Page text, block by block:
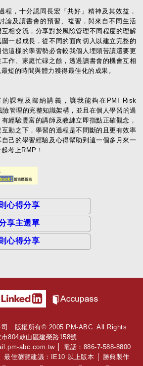
程，十分認同長宏「共好」精神及其效益，
論及讀書會的預習、複習，與來自不同生活
相交流，分享對於風險管理不同程度的理解
一起成長，從不同的面向切入以建立完整的
這樣的學習勢必會較我個人埋頭苦讀還要更
作、家庭忙碌之餘，透過讀書會的機會互相
短的時間與體力獲得最佳化的成果。
課程及歸納講義，讓我能夠在PMI Risk
管理的完整知識架構，並且在個人學習的過
經驗豐富的講師及教練立即指點正確觀念，
動之下，學習的過程是不間斷的且更有效率
己的學習經驗及心得幫助到這一個多月來一
考上RMP！
則心得分享
享主選單
心得分享
司 版權所有© 2005 PM-ABC. All Rights
804鼓山區建榮路158號
abc.com.tw│ 電話：886-7-588-8800
最佳瀏覽建議：IE10 以上版本 │ 勝典製作